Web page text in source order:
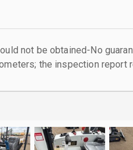
not be obtained-No
the inspection report